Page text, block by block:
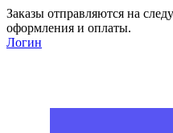
Заказы отправляются на
оформления и оплаты.
Логин